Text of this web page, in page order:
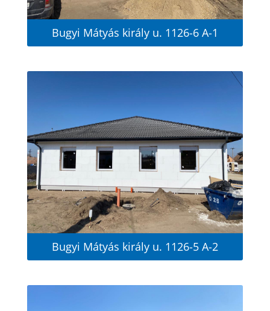
Bugyi Mátyás király u. 1126-6 A-1
Bugyi Mátyás király u. 1126-5 A-2